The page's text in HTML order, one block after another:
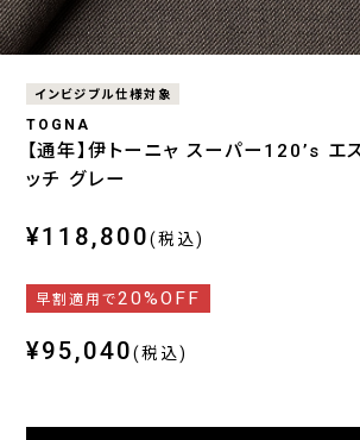
インビジブル仕様対象
TOGNA
【通年】伊トーニャ スーパー120’s エ
ッチ グレー
¥118,800(税込)
早割適用で20%OFF
¥95,040(税込)